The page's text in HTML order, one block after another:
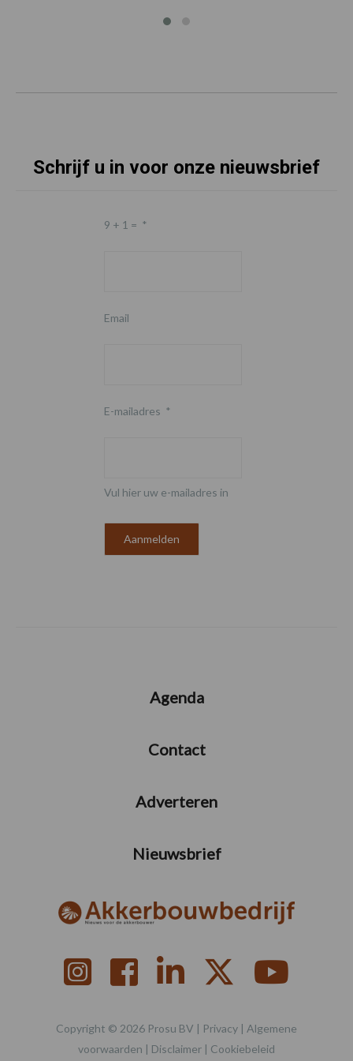
Schrijf u in voor onze nieuwsbrief
9 + 1 = *
Email
E-mailadres *
Vul hier uw e-mailadres in
Agenda
Contact
Adverteren
Nieuwsbrief
Copyright © 2026 Prosu BV | Privacy | Algemene
voorwaarden | Disclaimer | Cookiebeleid